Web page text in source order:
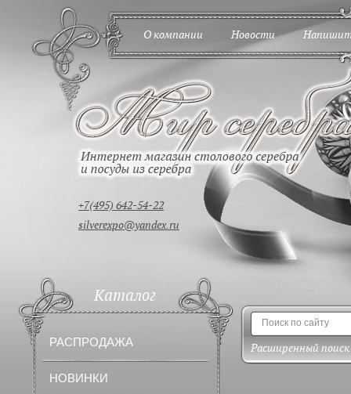
+7(495) 642-54-22
silverexpo@yandex.ru
О компании Новости
Расширенный поиск
Каталог
РАСПРОДАЖА
НОВИНКИ